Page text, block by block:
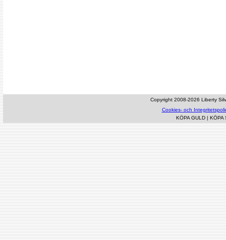
Copyright 2008-2026 Liberty
Cookies- och
KÖPA GULD| KÖPA